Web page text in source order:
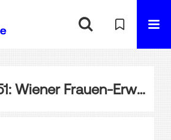
BPA-017451: Wiener Frauen-Erwerb-Verein Schulhof